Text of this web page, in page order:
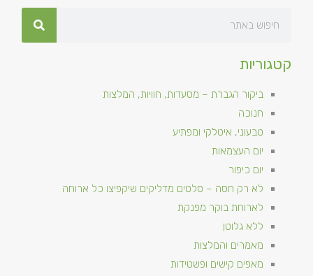
קטגוריות
ביקור הגברת – מסעדות, חוויות, המלצות
חנוכה
טבעוני, איטלקי ומפתיע
יום העצמאות
יום כיפור
לא רק חסה – סלטים מדליקים שיקפיצו כל ארוחה
לארוחת בוקר מפנקת
ללא גלוטן
מאמרים והמלצות
מאפים קישים ופשטידות